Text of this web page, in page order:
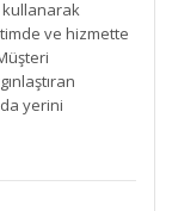
ve hizmette
yerini